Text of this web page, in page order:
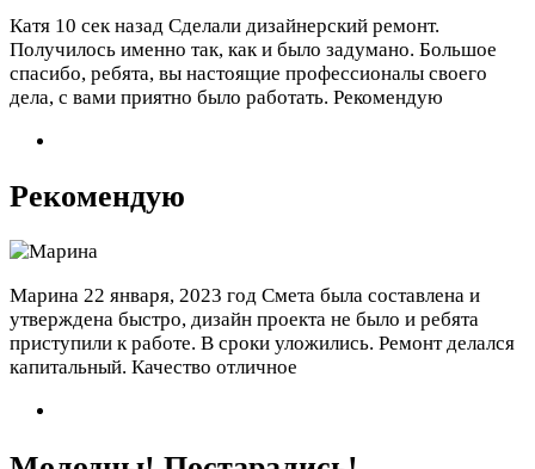
Катя 10 сек назад Сделали дизайнерский ремонт.
Получилось именно так, как и было задумано. Большое
спасибо, ребята, вы настоящие профессионалы своего
дела, с вами приятно было работать. Рекомендую
Рекомендую
Марина 22 января, 2023 год Смета была составлена и
утверждена быстро, дизайн проекта не было и ребята
приступили к работе. В сроки уложились. Ремонт делался
капитальный. Качество отличное